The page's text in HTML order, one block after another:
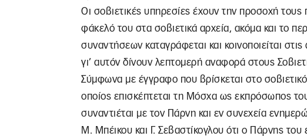
Οι σοβιετικές υπηρεσίες έχουν την προσοχή
φάκελό του στα σοβιετικά αρχεία, ακόμα και το
συναντήσεων καταγράφεται και κοινοποιείται
γι’ αυτόν δίνουν λεπτομερή αναφορά στους
Σύμφωνα με έγγραφο που βρίσκεται στο
οποίος επισκέπτεται τη Μόσχα ως εκπρόσωπος
συναντιέται με τον Πάρνη και εν συνεχεία
Μ. Μπέικου και Γ. Σεβαστίκογλου ότι ο Πάρνης του